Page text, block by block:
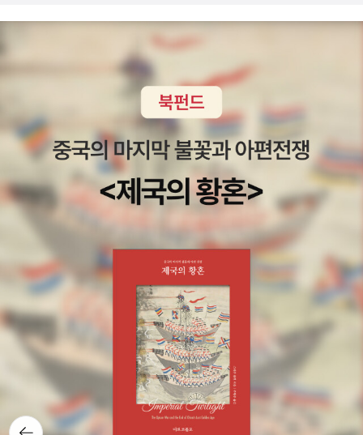
춘 성공회대 교수의 <전쟁과 사회: 우리에게 한국전쟁은 무엇이었
나?> 등이 목록에 포함됐다.한 교수는 이에 대해 '한국의 1970~80
년대는 민주화를 떼어놓고는 이해할 수 없다. 포함된 책은 산업화ㆍ
민주화 과정에서 중요한 역할을 한 책들이다. 오히려 사상사적 중요
성에도 불구하고 일본과 중국의 독자를 고려해 걸러낸 책도 있다'고
밝혔다.중화권(중국, 대만, 홍콩)과 일본이 선정한 책은 자국의 역사
와 문화를 소재로 저술한 학술서와 고급 교양서가 주를 이뤘다. 일본
의 류사와 다케시 전 헤이본사 대표편집국장은 ''동아시아의 독자들이
공유해야 할 책이 어떤 것일까' 하는 것이 선정 기준이었다'며 '목록에
포함된 책들은 근래 50년 동안 발간된, 일본에서 현대의 고전으로 꼽
히는 책들'이라고 설명했다. 동슈위 전 중국출판집단 싼롄서점 총경
리는 '중국은 (문화대혁명 등의 이유로) 학술서가 출판되지 못하던 시
절이 있어서, 1980~90년대 이후 신진 학자들의 저작이 많이 포함됐
다'고 말했다.동아시아출판인회의는 저작권ㆍ판권이 확보되는 책부
터 순차적으로 100권의 책을 발간할 계획이다. 출간 작업은 각국에
서 독립적으로 진행되지만, 표지 디자인이나 편집 등에서 통일성을
추구할 방침이다. 한성봉 동아시아출판사 대표는 '번역은 무척 힘들
고 중요한 작업이라 언제 완간될지는 장담할 수 없다. 출판인회의에
반에 대한 개괄적 설명이 그리 어렵지 않게 서술되어 있음. 저자 이익
섭 선생의 이 책은 현대 국어학의 정설이라고 할만 함. 학교문법론
이 책은 교육문법, 즉 학교에서 가르치는 문법[학교문법]에 대한 체계
적으로 분석 기술하고 있음과 동시에 그에 대한 저자의 견해와 비판
이 담겨 있다. 국어교육 전공자로서는 반드시 통과해야 할 관문. 단 학
교 문법의 내용에 대한 대략적인 이해가 된 상태에서 이 책을 보는 것
이 효과적. 국어의 역사 국어사에 대해 이해가 쉽게 설명되어 있으
나, 비판적인 읽기가 필요. 표준중세국어문법론 중세국어 문법에
대한 체계적인 서술이 돋보임. 현재 간행된 중세문법서 중 단연 최고
의 정설이라할 수 있음. 독파하기에 다소 난해하고, 고문 등에 대한 어
느 정도 이해가 필요함. 문법교육의 이론과 실제 현행 학교 문법을
체계적으로 정리하고 있으며, 이에 대한 문제점과 보완 설명이 친절
히 기술되어 있음. 그 구성체계가 다소 빈약한 점이 있으나, <학교문
법론>과 함께 읽으면 보다 효과적. <국어교육학> 국어교육학 원
론 국어교육학 이론의 엑기스를 모아놓은 책이다. 국어교과학의 토
대가 될 수 있는 이론들, 7차 교육과정에 반영된 이론적 배경들을 실
어놓고 있다. 다만, 우리 국어교육학의 이론 정립이 모자라 다양한 외
뒤로가